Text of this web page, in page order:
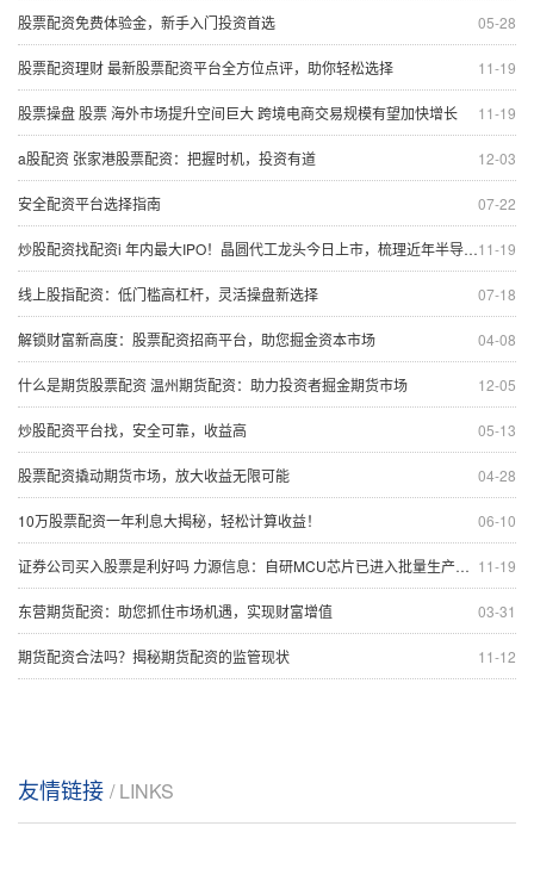
05-28
股票配资免费体验金，新手入门投资首选
11-19
股票配资理财 最新股票配资平台全方位点评，助你轻松选择
11-19
股票操盘 股票 海外市场提升空间巨大 跨境电商交易规模有望加快增长
12-03
a股配资 张家港股票配资：把握时机，投资有道
07-22
安全配资平台选择指南
11-19
炒股配资找配资i 年内最大IPO！晶圆代工龙头今日上市，梳理近年半导体新股，这些特点值得关注
07-18
线上股指配资：低门槛高杠杆，灵活操盘新选择
04-08
解锁财富新高度：股票配资招商平台，助您掘金资本市场
12-05
什么是期货股票配资 温州期货配资：助力投资者掘金期货市场
05-13
炒股配资平台找，安全可靠，收益高
04-28
股票配资撬动期货市场，放大收益无限可能
06-10
10万股票配资一年利息大揭秘，轻松计算收益！
11-19
证券公司买入股票是利好吗 力源信息：自研MCU芯片已进入批量生产阶段 量产规模将逐步爬坡
03-31
东营期货配资：助您抓住市场机遇，实现财富增值
11-12
期货配资合法吗？揭秘期货配资的监管现状
友情链接 / LINKS